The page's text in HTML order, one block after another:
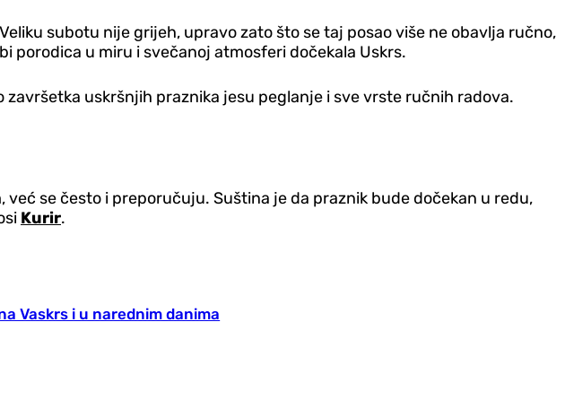
subotu nije grijeh, upravo zato što se taj posao više ne obavlja ručno,
porodica u miru i svečanoj atmosferi dočekala Uskrs.
uskršnjih praznika jesu peglanje i sve vrste ručnih radova.
se često i preporučuju. Suština je da praznik bude dočekan u redu,
Kurir.
Vaskrs i u narednim danima